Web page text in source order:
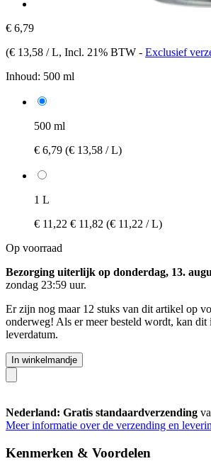
€ 6,79
(€ 13,58 / L, Incl. 21% BTW - Exclusief
Inhoud: 500 ml
500 ml
€ 6,79 (€ 13,58 / L)
1 L
€ 11,22 € 11,82 (€ 11,22 / L)
Op voorraad
Bezorging uiterlijk op donderdag, 13.
zondag 23:59 uur.
Er zijn nog maar 12 stuks van dit artikel op
onderweg! Als er meer besteld wordt, kan dit
leverdatum.
In winkelmandje
Nederland: Gratis standaardverzending
Meer informatie over de verzending en
Kenmerken & Voordelen